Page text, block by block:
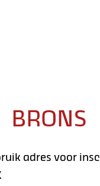
BRONS
adres voor